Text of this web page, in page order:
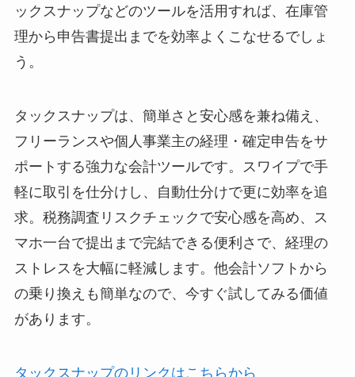
ックスナップなどのツールを活用すれば、在庫管
理から申告書提出までを効率よくこなせるでしょ
う。
タックスナップは、簡単さと安心感を兼ね備え、
フリーランスや個人事業主の経理・確定申告をサ
ポートする強力な会計ツールです。スワイプで手
軽に取引を仕分けし、自動仕分けで更に効率を追
求。税務調査リスクチェックで安心感を高め、ス
マホ一台で提出まで完結できる便利さで、経理の
ストレスを大幅に軽減します。他会計ソフトから
の乗り換えも簡単なので、今すぐ試してみる価値
があります。
タックスナップのリンクはこちらから